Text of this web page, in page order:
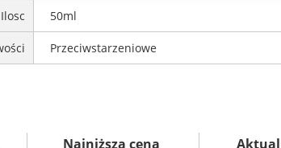
Ilosc 50ml
Przeciwstarzeniowe
Najniższa cena